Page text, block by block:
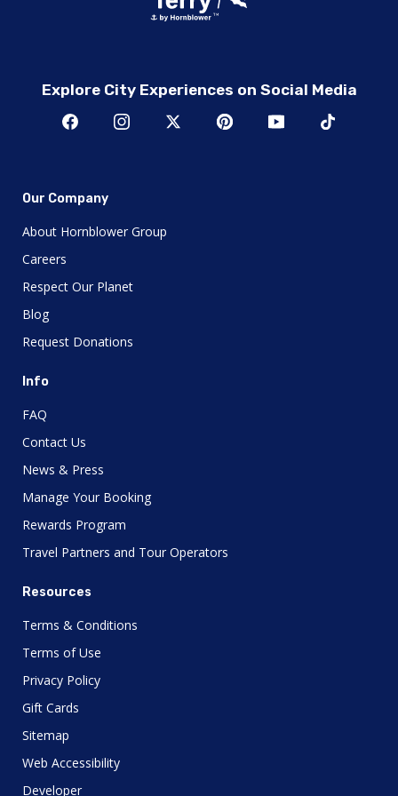
Explore City Experiences on Social Media
Our Company
About Hornblower Group
Careers
Respect Our Planet
Blog
Request Donations
Info
FAQ
Contact Us
News & Press
Manage Your Booking
Rewards Program
Travel Partners and Tour Operators
Resources
Terms & Conditions
Terms of Use
Privacy Policy
Gift Cards
Sitemap
Web Accessibility
Developer